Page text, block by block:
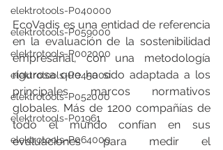
elektrotools-P040000
elektrotools-P059000
elektrotools-P002000
elektrotools-P045000
elektrotools-P052000
elektrotools-P01961
elektrotools-P064000
EcoVadis es una entidad de referencia
en la evaluación de la sostenibilidad
empresarial, con una metodología
rigurosa que ha sido adaptada a los
principales marcos normativos
globales. Más de 1200 compañías de
todo el mundo confían en sus
evaluaciones para medir el